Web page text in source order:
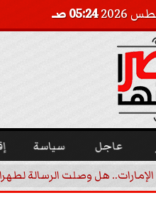
05:24 صـ
عاجل سياسة
الإمارات.. هل وصلت الرسالة